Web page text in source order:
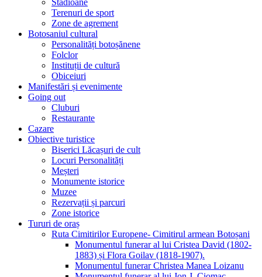
Terenuri de sport
Zone de agrement
Botosaniul cultural
Personalități botoșănene
Folclor
Instituții de cultură
Obiceiuri
Manifestări și evenimente
Going out
Cluburi
Restaurante
Cazare
Obiective turistice
Biserici Lăcașuri de cult
Locuri Personalități
Meșteri
Monumente istorice
Muzee
Rezervații și parcuri
Zone istorice
Tururi de oraș
Ruta Cimitirilor Europene- Cimitirul armean Botoșani
Monumentul funerar al lui Cristea David (1802-
1883) și Flora Goilav (1818-1907).
Monumentul funerar Christea Manea Loizanu